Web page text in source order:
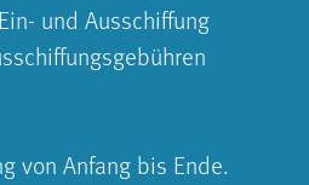
und Ausschiffung
von Anfang bis Ende.